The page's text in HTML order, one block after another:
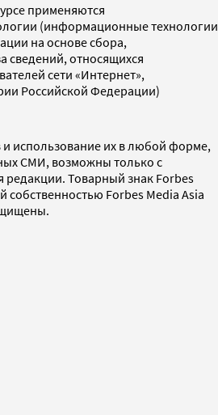
применяются
(информационные технологии
на основе сбора,
сведений, относящихся
сети «Интернет»,
Российской Федерации)
и использование их в любой форме,
СМИ, возможны только с
редакции. Товарный знак Forbes
собственностью Forbes Media Asia